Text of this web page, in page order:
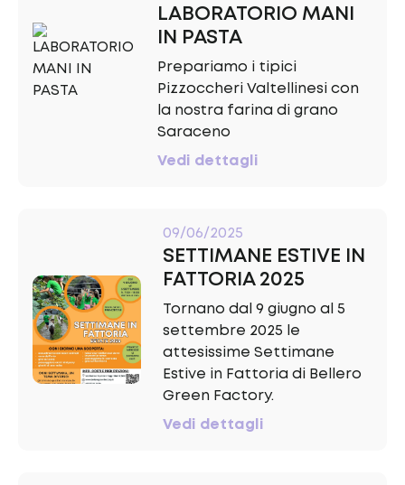
LABORATORIO MANI
IN PASTA
Prepariamo i tipici
Pizzoccheri Valtellinesi con
la nostra farina di grano
Saraceno
Vedi dettagli
09/06/2025
SETTIMANE ESTIVE IN
FATTORIA 2025
Tornano dal 9 giugno al 5
settembre 2025 le
attesissime Settimane
Estive in Fattoria di Bellero
Green Factory.
Vedi dettagli